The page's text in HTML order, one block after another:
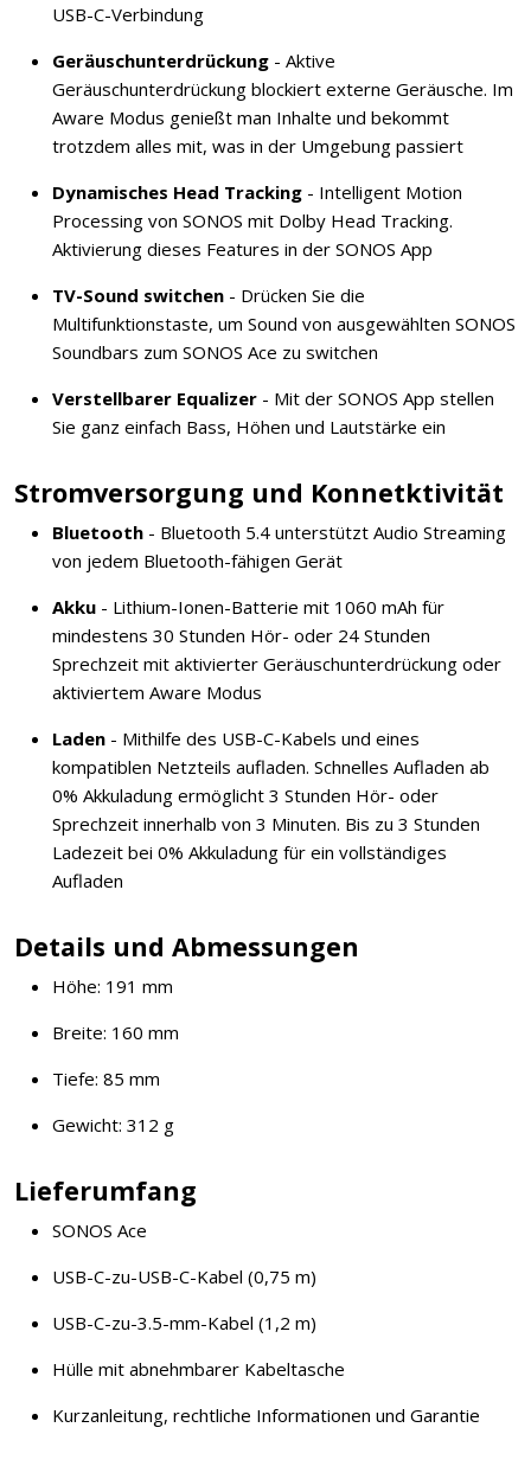
USB-C-Verbindung
Geräuschunterdrückung - Aktive
Geräuschunterdrückung blockiert externe Geräusche. Im
Aware Modus genießt man Inhalte und bekommt
trotzdem alles mit, was in der Umgebung passiert
Dynamisches Head Tracking - Intelligent Motion
Processing von SONOS mit Dolby Head Tracking.
Aktivierung dieses Features in der SONOS App
TV-Sound switchen - Drücken Sie die
Multifunktionstaste, um Sound von ausgewählten SONOS
Soundbars zum SONOS Ace zu switchen
Verstellbarer Equalizer - Mit der SONOS App stellen
Sie ganz einfach Bass, Höhen und Lautstärke ein
Stromversorgung und Konnetktivität
Bluetooth - Bluetooth 5.4 unterstützt Audio Streaming
von jedem Bluetooth-fähigen Gerät
Akku - Lithium-Ionen-Batterie mit 1060 mAh für
mindestens 30 Stunden Hör- oder 24 Stunden
Sprechzeit mit aktivierter Geräuschunterdrückung oder
aktiviertem Aware Modus
Laden - Mithilfe des USB-C-Kabels und eines
kompatiblen Netzteils aufladen. Schnelles Aufladen ab
0% Akkuladung ermöglicht 3 Stunden Hör- oder
Sprechzeit innerhalb von 3 Minuten. Bis zu 3 Stunden
Ladezeit bei 0% Akkuladung für ein vollständiges
Aufladen
Details und Abmessungen
Höhe: 191 mm
Breite: 160 mm
Tiefe: 85 mm
Gewicht: 312 g
Lieferumfang
SONOS Ace
USB-C-zu-USB-C-Kabel (0,75 m)
USB-C-zu-3.5-mm-Kabel (1,2 m)
Hülle mit abnehmbarer Kabeltasche
Kurzanleitung, rechtliche Informationen und Garantie